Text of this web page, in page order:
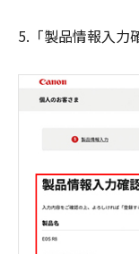
5.「製品情報入力